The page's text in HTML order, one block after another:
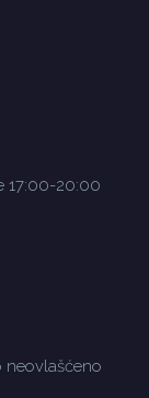
17:00-20:00
neovlašćeno